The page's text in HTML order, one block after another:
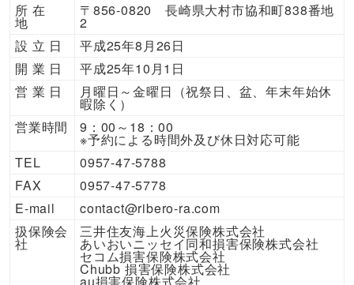
所 在
地
〒856-0820 長崎県大村市協和町838番地
2
設 立 日
平成25年8月26日
開 業 日
平成25年10月1日
営 業 日
月曜日～金曜日（祝祭日、盆、年末年始休
暇除く）
営業時間
9：00～18：00
※予約による時間外及び休日対応可能
TEL
0957-47-5788
FAX
0957-47-5778
E-mail
contact@ribero-ra.com
扱保険会
社
三井住友海上火災保険株式会社
あいおいニッセイ同和損害保険株式会社
セコム損害保険株式会社
Chubb 損害保険株式会社